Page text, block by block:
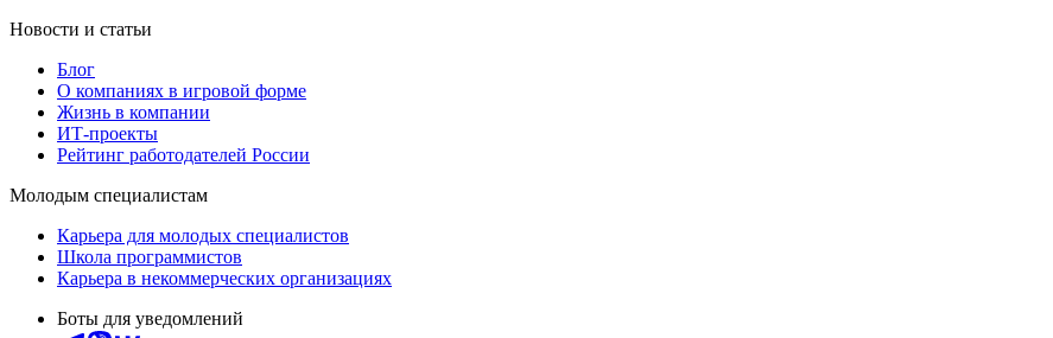
Новости и статьи
Блог
О компаниях в игровой форме
Жизнь в компании
ИТ-проекты
Рейтинг работодателей России
Молодым специалистам
Карьера для молодых специалистов
Школа программистов
Карьера в некоммерческих организациях
Боты для уведомлений